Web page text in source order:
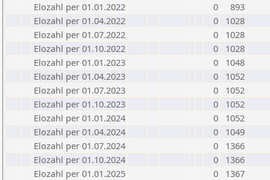
Elozahl per 01.01.2022
0
893
Elozahl per 01.04.2022
0
1028
Elozahl per 01.07.2022
0
1028
Elozahl per 01.10.2022
0
1028
Elozahl per 01.01.2023
0
1048
Elozahl per 01.04.2023
0
1052
Elozahl per 01.07.2023
0
1052
Elozahl per 01.10.2023
0
1052
Elozahl per 01.01.2024
0
1052
Elozahl per 01.04.2024
0
1049
Elozahl per 01.07.2024
0
1366
Elozahl per 01.10.2024
0
1366
Elozahl per 01.01.2025
0
1367